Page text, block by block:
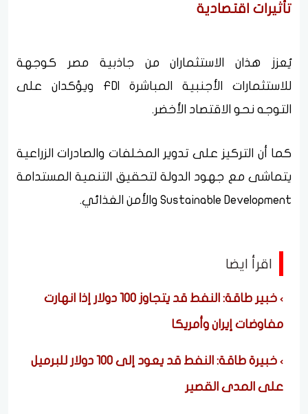
تأثيرات اقتصادية
يُعزز هذان الاستثماران من جاذبية مصر كوجهة
للاستثمارات الأجنبية المباشرة FDI ويؤكدان على
التوجه نحو الاقتصاد الأخضر.
كما أن التركيز على تدوير المخلفات والصادرات الزراعية
يتماشى مع جهود الدولة لتحقيق التنمية المستدامة
Sustainable Development والأمن الغذائي.
اقرأ ايضا
خبير طاقة: النفط قد يتجاوز 100 دولار إذا انهارت
مفاوضات إيران وأمريكا
خبيرة طاقة: النفط قد يعود إلى 100 دولار للبرميل
على المدى القصير